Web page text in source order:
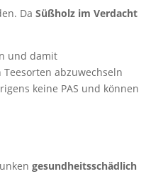
DaSüßholz im Verdacht
und damit
abzuwechseln
keine PAS und können
gesundheitsschädlich